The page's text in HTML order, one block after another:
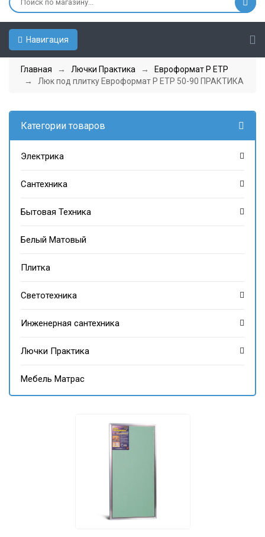
Навигация
Главная → Лючки Практика →
Евроформат Р ЕТР
→ Люк под плитку Евроформат Р ЕТР 50-90 ПРАКТИКА
Категории товаров
Электрика
Сантехника
Бытовая Техника
Белый Матовый
Плитка
Светотехника
Инженерная сантехника
Лючки Практика
Мебель Матрас